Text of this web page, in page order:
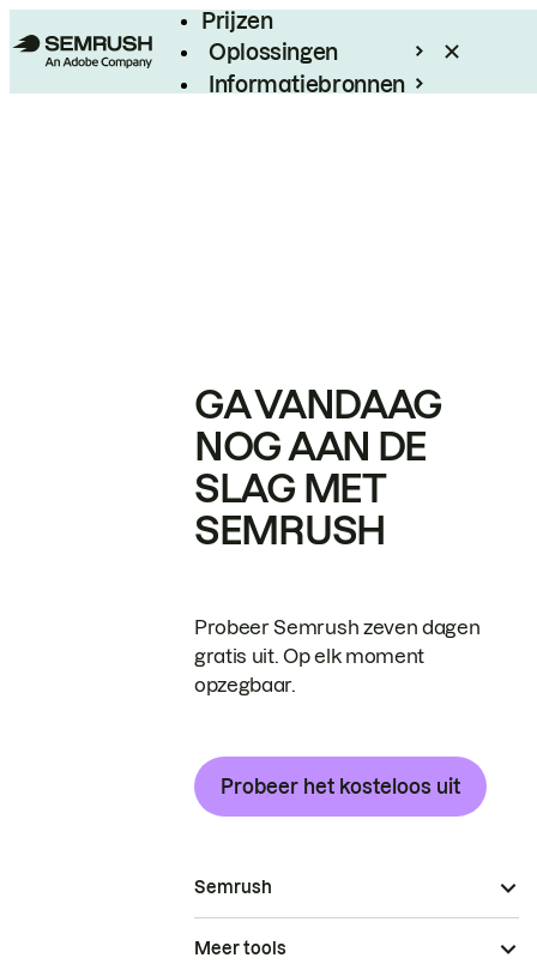
Prijzen
Oplossingen
Informatiebronnen
GA VANDAAG
NOG AAN DE
SLAG MET
SEMRUSH
Probeer Semrush zeven dagen
gratis uit. Op elk moment
opzegbaar.
Probeer het kosteloos uit
Semrush
Meer tools